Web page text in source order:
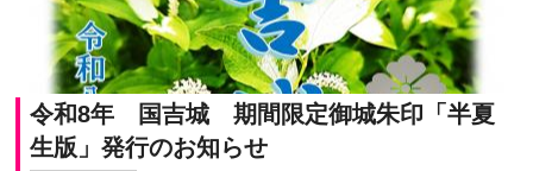
令和8年 国吉城 期間限定御城朱印「半夏
生版」発行のお知らせ